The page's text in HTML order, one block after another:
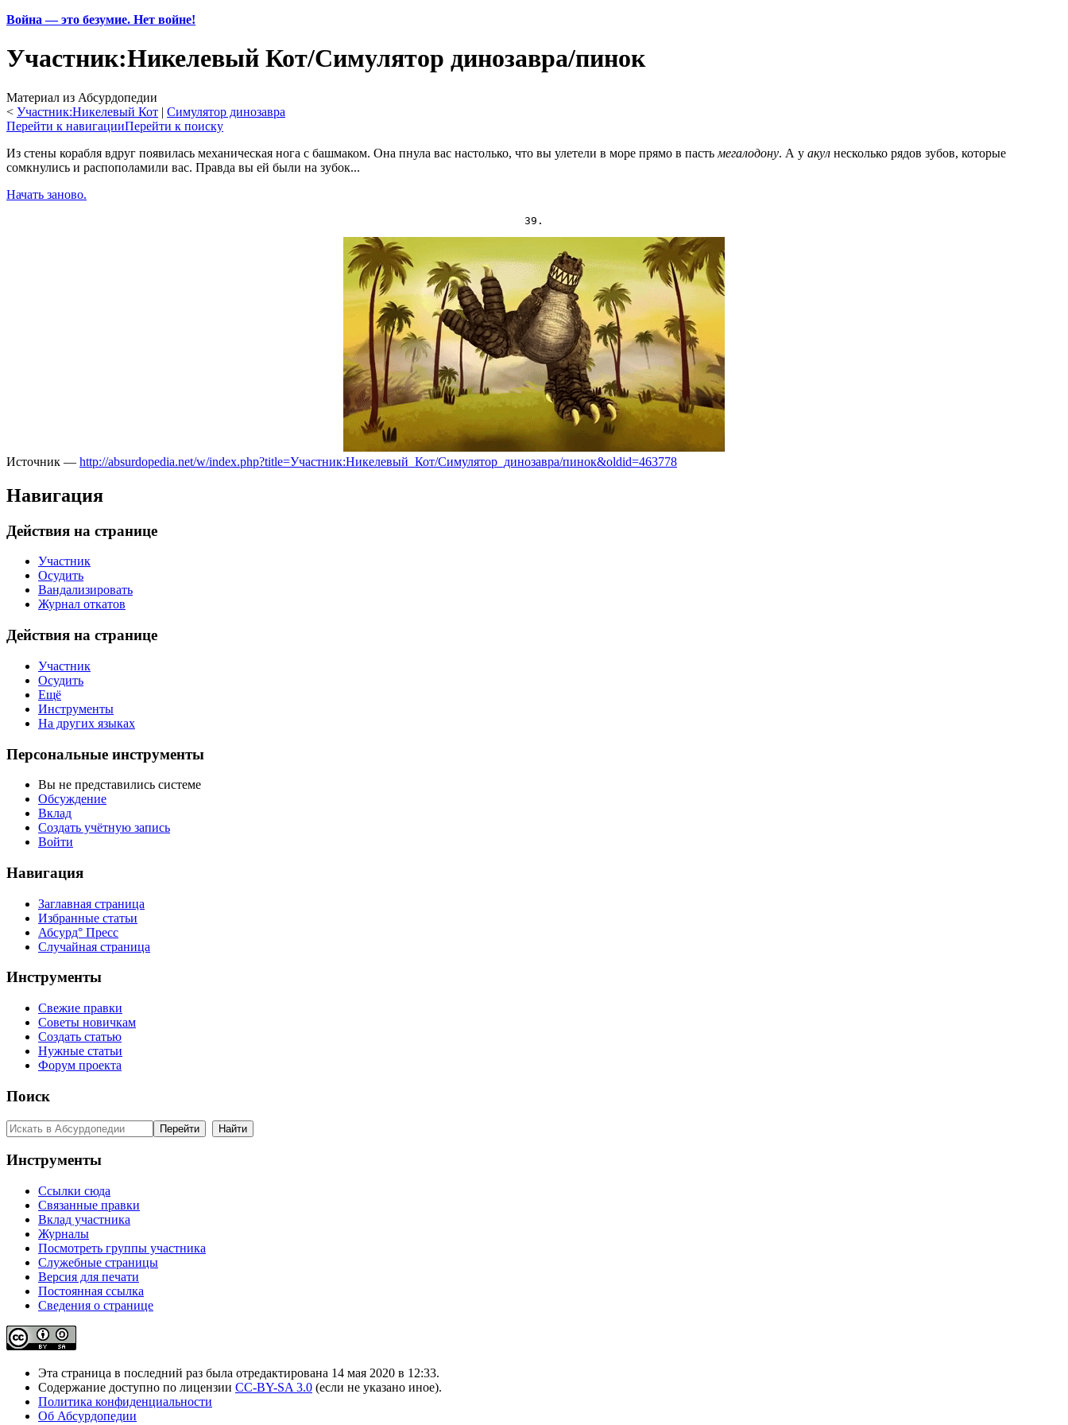
Война — это безумие. Нет войне!
Участник:Никелевый Кот/Симулятор динозавра/пинок
Материал из Абсурдопедии
< Участник:Никелевый Кот ‎ | Симулятор динозавра
Перейти к навигацииПерейти к поиску
Из стены корабля вдруг появилась механическая нога с башмаком. Она пнула вас настолько, что вы улетели в море прямо в пасть мегалодону. А у акул несколько рядов зубов, которые
сомкнулись и распополамили вас. Правда вы ей были на зубок...
Начать заново.
Источник — http://absurdopedia.net/w/index.php?title=Участник:Никелевый_Кот/Симулятор_динозавра/пинок&oldid=463778
Навигация
Действия на странице
Участник
Осудить
Вандализировать
Журнал откатов
Действия на странице
Участник
Осудить
Ещё
Инструменты
На других языках
Персональные инструменты
Вы не представились системе
Обсуждение
Вклад
Создать учётную запись
Войти
Навигация
Заглавная страница
Избранные статьи
Абсурд° Пресс
Случайная страница
Инструменты
Свежие правки
Советы новичкам
Создать статью
Нужные статьи
Форум проекта
Поиск
Инструменты
Ссылки сюда
Связанные правки
Вклад участника
Журналы
Посмотреть группы участника
Служебные страницы
Версия для печати
Постоянная ссылка
Сведения о странице
Эта страница в последний раз была отредактирована 14 мая 2020 в 12:33.
Содержание доступно по лицензии CC-BY-SA 3.0 (если не указано иное).
Политика конфиденциальности
Об Абсурдопедии